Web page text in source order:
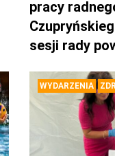
pracy
sesji rady
WYDARZENIA